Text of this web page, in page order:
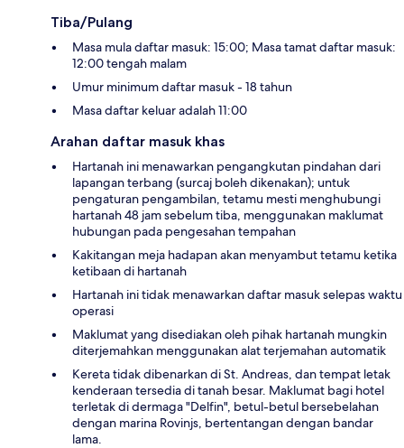
Tiba/Pulang
Masa mula daftar masuk: 15:00; Masa tamat daftar masuk:
12:00 tengah malam
Umur minimum daftar masuk - 18 tahun
Masa daftar keluar adalah 11:00
Arahan daftar masuk khas
Hartanah ini menawarkan pengangkutan pindahan dari
lapangan terbang (surcaj boleh dikenakan); untuk
pengaturan pengambilan, tetamu mesti menghubungi
hartanah 48 jam sebelum tiba, menggunakan maklumat
hubungan pada pengesahan tempahan
Kakitangan meja hadapan akan menyambut tetamu ketika
ketibaan di hartanah
Hartanah ini tidak menawarkan daftar masuk selepas waktu
operasi
Maklumat yang disediakan oleh pihak hartanah mungkin
diterjemahkan menggunakan alat terjemahan automatik
Kereta tidak dibenarkan di St. Andreas, dan tempat letak
kenderaan tersedia di tanah besar. Maklumat bagi hotel
terletak di dermaga "Delfin", betul-betul bersebelahan
dengan marina Rovinjs, bertentangan dengan bandar
lama.